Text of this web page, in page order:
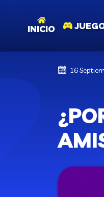
INICIO
16